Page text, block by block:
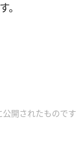
。
開されたものです